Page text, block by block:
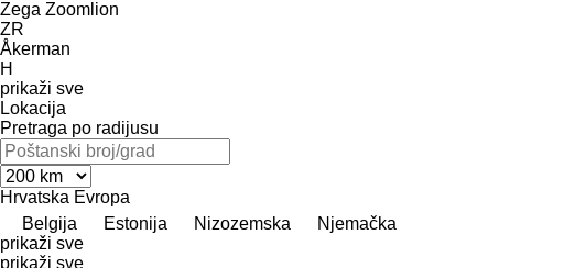
Zega Zoomlion
ZR
Åkerman
H
prikaži sve
Lokacija
Pretraga po radijusu
Hrvatska Evropa
Belgija
Estonija Nizozemska
Njemačka
prikaži sve
prikaži sve